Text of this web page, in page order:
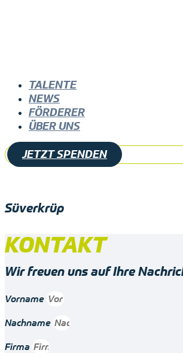
TALENTE
NEWS
FÖRDERER
ÜBER UNS
JETZT SPENDEN
Süverkrüp
KONTAKT
Wir freuen uns auf Ihre
Vorname
Nachname
Firma